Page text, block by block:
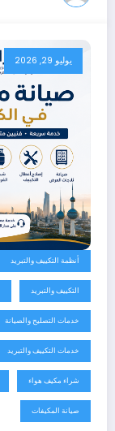
يوليو 29, 2026
أنظمة التكييف والتبريد
التكييف والتبريد
خدمات التصليح والصيانة
خدمات التكييف والتبريد
شراء مكيف هواء
صيانة المكيفات